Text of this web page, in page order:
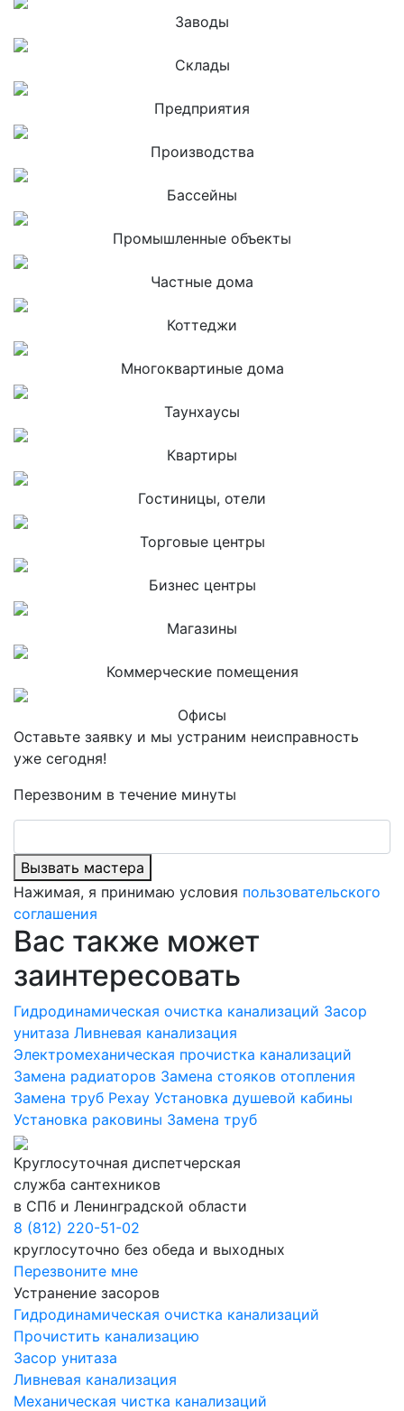
Заводы
Склады
Предприятия
Производства
Бассейны
Промышленные объекты
Частные дома
Коттеджи
Многоквартиные дома
Таунхаусы
Квартиры
Гостиницы, отели
Торговые центры
Бизнес центры
Магазины
Коммерческие помещения
Офисы
Оставьте заявку и мы устраним неисправность
уже сегодня!
Перезвоним в течение минуты
Вызвать мастера
Нажимая, я принимаю условия пользовательского
соглашения
Вас также может
заинтересовать
Гидродинамическая очистка канализаций Засор
унитаза Ливневая канализация
Электромеханическая прочистка канализаций
Замена радиаторов Замена стояков отопления
Замена труб Рехау Установка душевой кабины
Установка раковины Замена труб
Круглосуточная диспетчерская
служба сантехников
в СПб и Ленинградской области
8 (812) 220-51-02
круглосуточно без обеда и выходных
Перезвоните мне
Устранение засоров
Гидродинамическая очистка канализаций
Прочистить канализацию
Засор унитаза
Ливневая канализация
Механическая чистка канализаций